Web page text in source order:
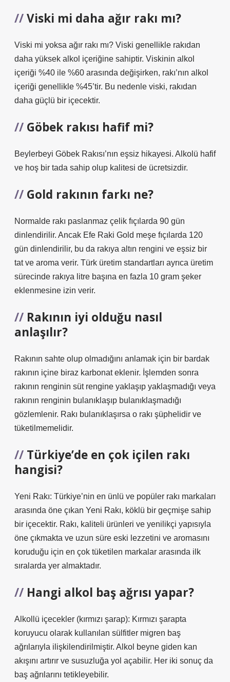
Viski mi daha ağır rakı mı?
Viski mi yoksa ağır rakı mı? Viski genellikle rakıdan
daha yüksek alkol içeriğine sahiptir. Viskinin alkol
içeriği %40 ile %60 arasında değişirken, rakı’nın alkol
içeriği genellikle %45’tir. Bu nedenle viski, rakıdan
daha güçlü bir içecektir.
Göbek rakısı hafif mi?
Beylerbeyi Göbek Rakısı’nın eşsiz hikayesi. Alkolü hafif
ve hoş bir tada sahip olup kalitesi de ücretsizdir.
Gold rakının farkı ne?
Normalde rakı paslanmaz çelik fıçılarda 90 gün
dinlendirilir. Ancak Efe Raki Gold meşe fıçılarda 120
gün dinlendirilir, bu da rakıya altın rengini ve eşsiz bir
tat ve aroma verir. Türk üretim standartları ayrıca üretim
sürecinde rakıya litre başına en fazla 10 gram şeker
eklenmesine izin verir.
Rakının iyi olduğu nasıl
anlaşılır?
Rakının sahte olup olmadığını anlamak için bir bardak
rakının içine biraz karbonat eklenir. İşlemden sonra
rakının renginin süt rengine yaklaşıp yaklaşmadığı veya
rakının renginin bulanıklaşıp bulanıklaşmadığı
gözlemlenir. Rakı bulanıklaşırsa o rakı şüphelidir ve
tüketilmemelidir.
Türkiye’de en çok içilen rakı
hangisi?
Yeni Rakı: Türkiye’nin en ünlü ve popüler rakı markaları
arasında öne çıkan Yeni Rakı, köklü bir geçmişe sahip
bir içecektir. Rakı, kaliteli ürünleri ve yenilikçi yapısıyla
öne çıkmakta ve uzun süre eski lezzetini ve aromasını
koruduğu için en çok tüketilen markalar arasında ilk
sıralarda yer almaktadır.
Hangi alkol baş ağrısı yapar?
Alkollü içecekler (kırmızı şarap): Kırmızı şarapta
koruyucu olarak kullanılan sülfitler migren baş
ağrılarıyla ilişkilendirilmiştir. Alkol beyne giden kan
akışını artırır ve susuzluğa yol açabilir. Her iki sonuç da
baş ağrılarını tetikleyebilir.